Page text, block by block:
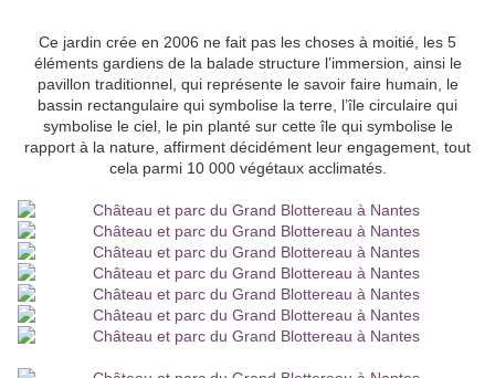
Ce jardin crée en 2006 ne fait pas les choses à moitié, les 5
éléments gardiens de la balade structure l’immersion, ainsi le
pavillon traditionnel, qui représente le savoir faire humain, le
bassin rectangulaire qui symbolise la terre, l’île circulaire qui
symbolise le ciel, le pin planté sur cette île qui symbolise le
rapport à la nature, affirment décidément leur engagement, tout
cela parmi 10 000 végétaux acclimatés.